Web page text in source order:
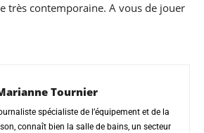
très contemporaine. A vous de jouer
Tournier
spécialiste de l’équipement et de la
connaît bien la salle de bains, un secteur